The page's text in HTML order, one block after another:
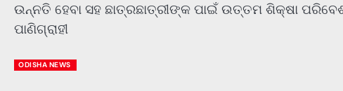
ଉନ୍ନତି ହେବା ସହ ଛାତ୍ରଛାତ୍ରୀଙ୍କ ପାଇଁ ଉତ୍ତମ ଶିକ୍ଷା
ପାଣିଗ୍ରାହୀ
ODISHA NEWS